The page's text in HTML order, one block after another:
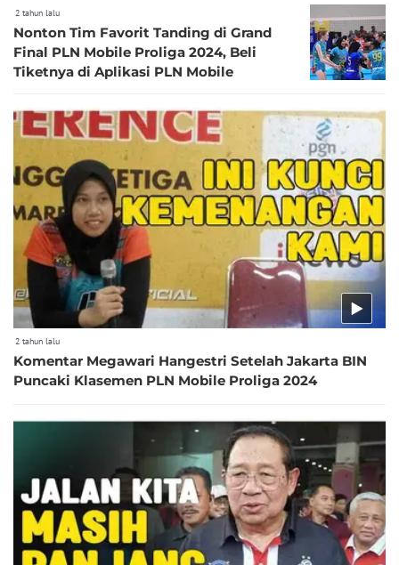
2 tahun lalu
Nonton Tim Favorit Tanding di Grand
Final PLN Mobile Proliga 2024, Beli
Tiketnya di Aplikasi PLN Mobile
2 tahun lalu
Komentar Megawari Hangestri Setelah Jakarta BIN
Puncaki Klasemen PLN Mobile Proliga 2024